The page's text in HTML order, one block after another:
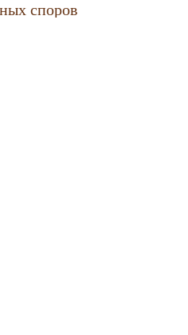
споров